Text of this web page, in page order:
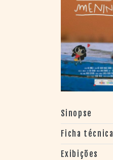
Sinopse
Ficha técnica
Exibições